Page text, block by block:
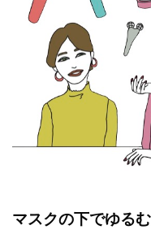
マスクの下でゆる